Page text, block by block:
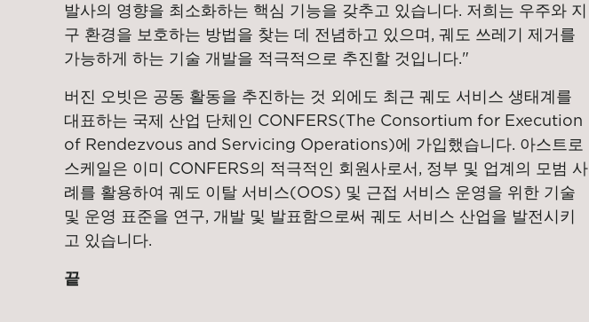
발사의 영향을 최소화하는 핵심 기능을 갖추고 있습니다. 저희는 우주와 지
구 환경을 보호하는 방법을 찾는 데 전념하고 있으며, 궤도 쓰레기 제거를
가능하게 하는 기술 개발을 적극적으로 추진할 것입니다."
버진 오빗은 공동 활동을 추진하는 것 외에도 최근 궤도 서비스 생태계를
대표하는 국제 산업 단체인 CONFERS(The Consortium for Execution
of Rendezvous and Servicing Operations)에 가입했습니다. 아스트로
스케일은 이미 CONFERS의 적극적인 회원사로서, 정부 및 업계의 모범 사
례를 활용하여 궤도 이탈 서비스(OOS) 및 근접 서비스 운영을 위한 기술
및 운영 표준을 연구, 개발 및 발표함으로써 궤도 서비스 산업을 발전시키
고 있습니다.
끝